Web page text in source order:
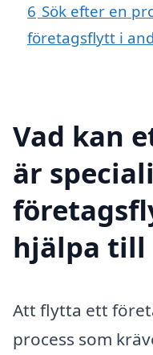
6 Sök efter en
företagsflytt i
Vad kan
är
hjälpa till
Att flytta ett
process som